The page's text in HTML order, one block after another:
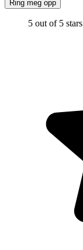
Ring meg opp
5 out of 5 stars